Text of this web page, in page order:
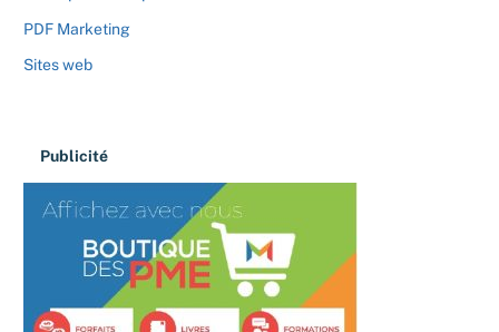
PDF Marketing
Sites web
Publicité